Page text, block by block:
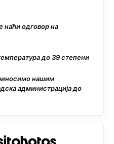
наћи одговор на
до 39 степени
нашим
администрација до